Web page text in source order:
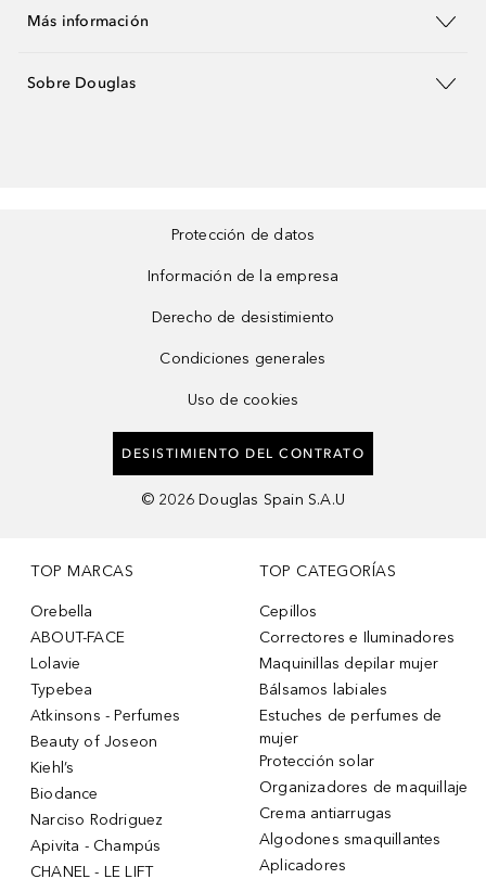
Más información
Sobre Douglas
Protección de datos
Información de la empresa
Derecho de desistimiento
Condiciones generales
Uso de cookies
DESISTIMIENTO DEL CONTRATO
© 2026 Douglas Spain S.A.U
TOP MARCAS
Orebella
ABOUT-FACE
Lolavie
Typebea
Atkinsons - Perfumes
Beauty of Joseon
Kiehl’s
Biodance
Narciso Rodriguez
Apivita - Champús
CHANEL - LE LIFT
TOP CATEGORÍAS
Cepillos
Correctores e Iluminadores
Maquinillas depilar mujer
Bálsamos labiales
Estuches de perfumes de
mujer
Protección solar
Organizadores de maquillaje
Crema antiarrugas
Algodones smaquillantes
Aplicadores